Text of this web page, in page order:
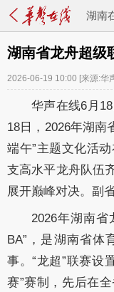
湖南
湖南省龙舟超级
2026-06-19 10:00 [来源:华
华声在线6月
18日，2026年湖南
端午”主题文化活
支高水平龙舟队伍
展开巅峰对决。副
2026年湖南省
BA”，是湖南省体
事。“龙超”联赛设
赛”赛制，先后在